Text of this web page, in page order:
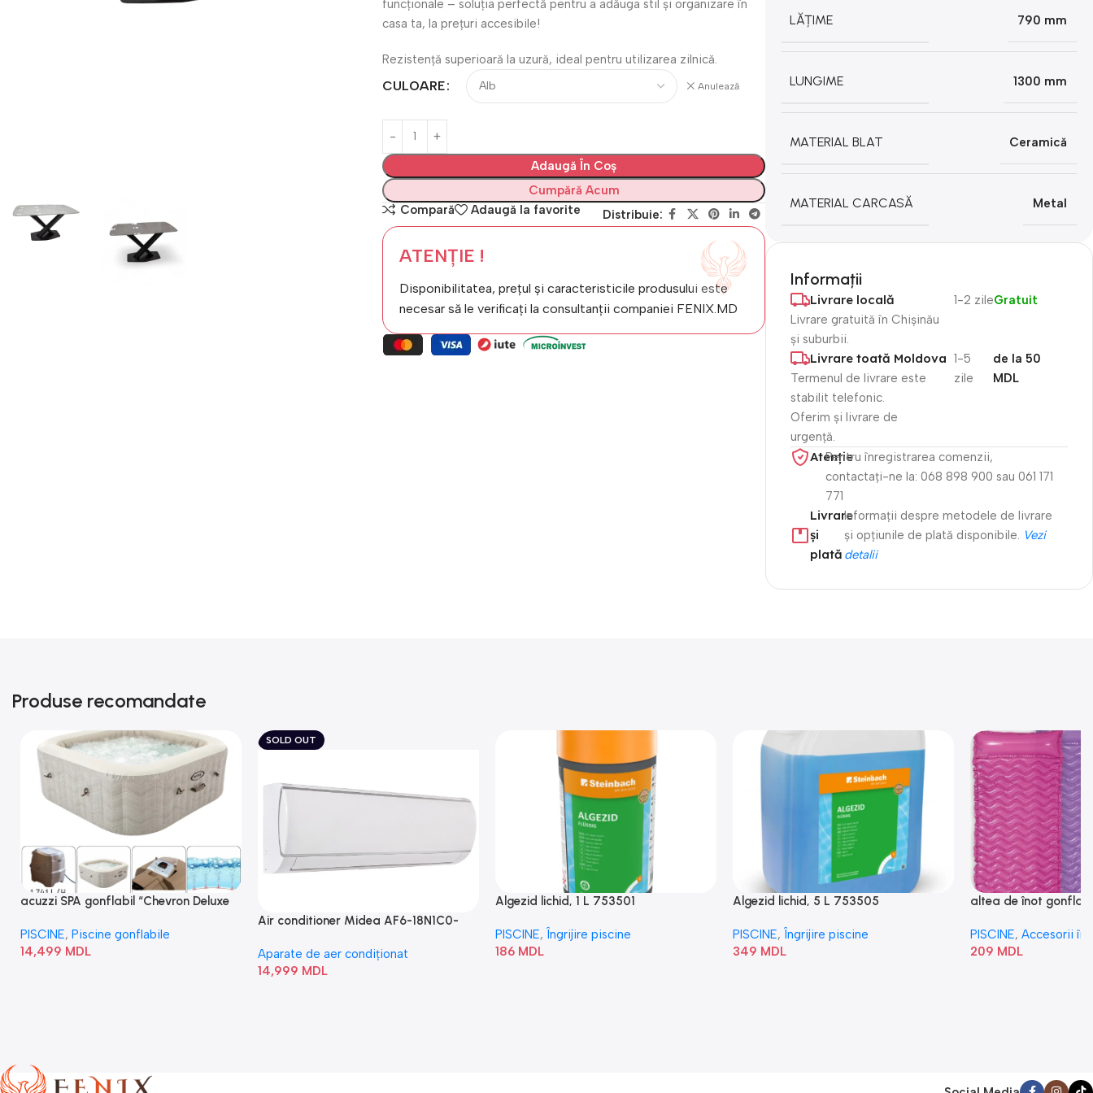
funcționale – soluția perfectă pentru a adăuga stil și organizare în
casa ta, la prețuri accesibile!
Rezistență superioară la uzură, ideal pentru utilizarea zilnică.
CULOARE Anulează
Adaugă În Coș
Cumpără Acum
Compară
Adaugă la favorite Distribuie:
ATENȚIE !
Disponibilitatea, prețul și caracteristicile produsului este
necesar să le verificați la consultanții companiei FENIX.MD
LĂȚIME 790 mm
LUNGIME 1300 mm
MATERIAL BLAT Ceramică
MATERIAL CARCASĂ Metal
Informații
Livrare locală
Livrare gratuită în Chișinău
și suburbii.
1-2 zileGratuit
Livrare toată Moldova
Termenul de livrare este
stabilit telefonic.
Oferim și livrare de
urgență.
1-5
zile
de la 50
MDL
Atenție​
Pentru înregistrarea comenzii,
contactați-ne la: 068 898 900 sau 061 171
771
Livrare
și
plată
Informații despre metodele de livrare
și opțiunile de plată disponibile.
Vezi
detalii
Produse recomandate
acuzzi SPA gonflabil “Chevron Deluxe
PISCINE, Piscine gonflabile
14,499 MDL
SOLD OUT
Air conditioner Midea AF6-18N1C0-
Aparate de aer condiționat
14,999 MDL
Algezid lichid, 1 L 753501
PISCINE, Îngrijire piscine
186 MDL
Algezid lichid, 5 L 753505
PISCINE, Îngrijire piscine
349 MDL
altea de înot
PISCINE, Accesorii
209 MDL